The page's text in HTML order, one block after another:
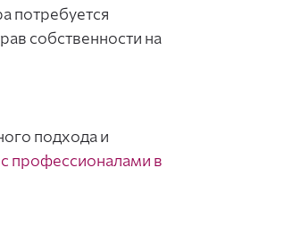
потребуется
собственности на
подхода и
профессионалами в